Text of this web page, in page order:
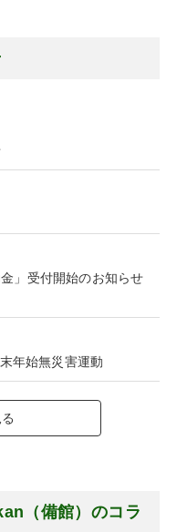
」受付開始のお知らせ
年始無災害運動
（備館）のコラ